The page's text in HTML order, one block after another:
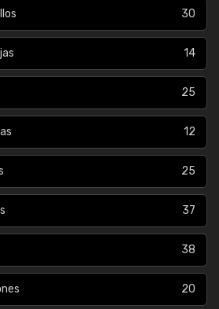
30
14
25
12
25
37
38
20